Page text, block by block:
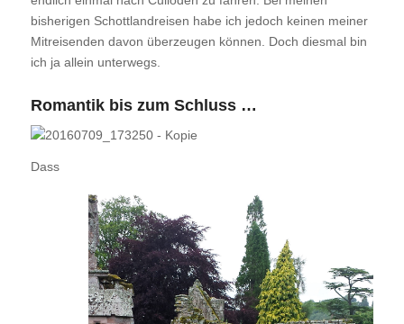
bisherigen Schottlandreisen habe ich jedoch keinen meiner
Mitreisenden davon überzeugen können. Doch diesmal bin
ich ja allein unterwegs.
Romantik bis zum Schluss …
Dass